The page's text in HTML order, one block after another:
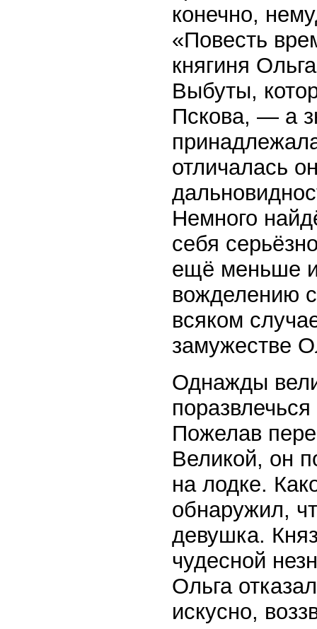
конечно,
«Повесть
княгиня
Выбуты,
Пскова, — а
отличалась
Немного
себя
ещё меньше
вожделению
всяком
замужестве
Однажды
Пожелав
Великой, он
на лодке.
обнаружил,
девушка.
чудесной
Ольга
искусно,